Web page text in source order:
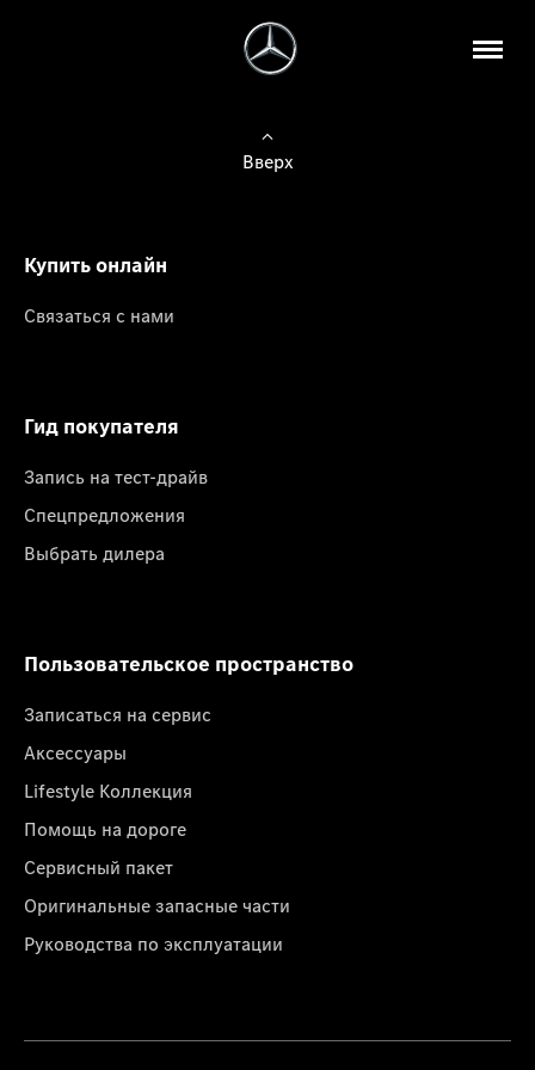
Вверх
Купить онлайн
Связаться с нами
Гид покупателя
Запись на тест-драйв
Спецпредложения
Выбрать дилера
Пользовательское пространство
Записаться на сервис
Аксессуары
Lifestyle Коллекция
Помощь на дороге
Сервисный пакет
Оригинальные запасные части
Руководства по эксплуатации